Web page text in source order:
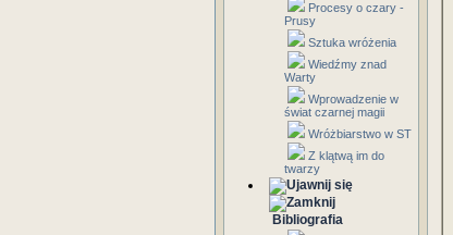
Procesy o czary -
Prusy
Sztuka wróżenia
Wiedźmy znad
Warty
Wprowadzenie w
świat czarnej magii
Wróżbiarstwo w ST
Z klątwą im do
twarzy
Bibliografia